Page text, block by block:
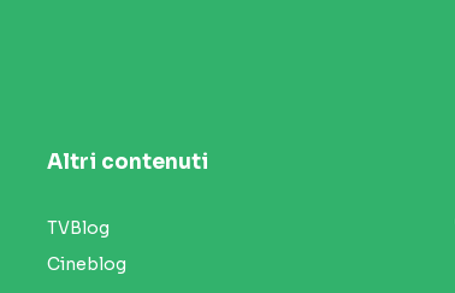
Altri contenuti
TVBlog
Cineblog